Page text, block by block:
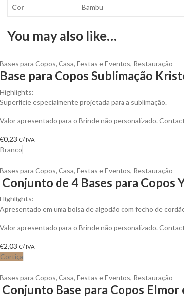
Cor Bambu
You may also like…
Bases para Copos, Casa, Festas e Eventos, Restauração
Base para Copos Sublimação
Highlights:
Superfície especialmente projetada para a sublimação.
Valor apresentado para o Brinde não personalizado.
€0,23 C/ IVA
Branco
Bases para Copos, Casa, Festas e Eventos, Restauração
Conjunto de 4 Bases para Copos
Highlights:
Apresentado em uma bolsa de algodão com fecho de
Valor apresentado para o Brinde não personalizado.
€2,03 C/ IVA
Cortiça
Bases para Copos, Casa, Festas e Eventos, Restauração
Conjunto Base para Copos